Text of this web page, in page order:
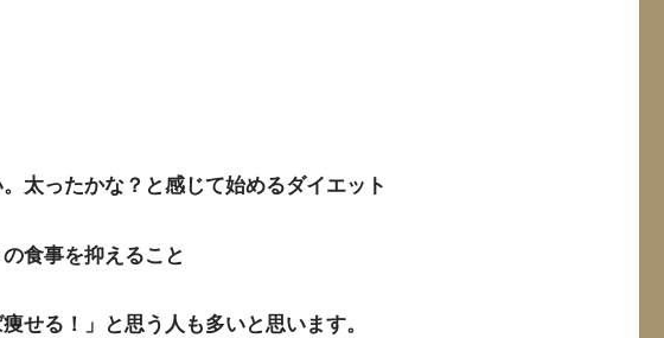
太ったかな？と感じて始めるダイエット
食事を抑えること
せる！」と思う人も多いと思います。